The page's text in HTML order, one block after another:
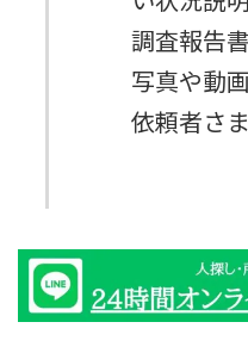
調査報告
写真や動
依頼者さ